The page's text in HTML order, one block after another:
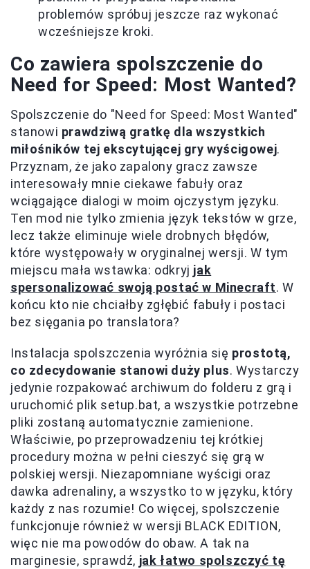
problemów spróbuj jeszcze raz wykonać
wcześniejsze kroki.
Co zawiera spolszczenie do
Need for Speed: Most Wanted?
Spolszczenie do "Need for Speed: Most Wanted"
stanowi prawdziwą gratkę dla wszystkich
miłośników tej ekscytującej gry wyścigowej.
Przyznam, że jako zapalony gracz zawsze
interesowały mnie ciekawe fabuły oraz
wciągające dialogi w moim ojczystym języku.
Ten mod nie tylko zmienia język tekstów w grze,
lecz także eliminuje wiele drobnych błędów,
które występowały w oryginalnej wersji. W tym
miejscu mała wstawka: odkryj jak
spersonalizować swoją postać w Minecraft. W
końcu kto nie chciałby zgłębić fabuły i postaci
bez sięgania po translatora?
Instalacja spolszczenia wyróżnia się prostotą,
co zdecydowanie stanowi duży plus. Wystarczy
jedynie rozpakować archiwum do folderu z grą i
uruchomić plik setup.bat, a wszystkie potrzebne
pliki zostaną automatycznie zamienione.
Właściwie, po przeprowadzeniu tej krótkiej
procedury można w pełni cieszyć się grą w
polskiej wersji. Niezapomniane wyścigi oraz
dawka adrenaliny, a wszystko to w języku, który
każdy z nas rozumie! Co więcej, spolszczenie
funkcjonuje również w wersji BLACK EDITION,
więc nie ma powodów do obaw. A tak na
marginesie, sprawdź, jak łatwo spolszczyć tę